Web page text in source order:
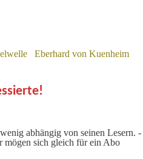
Eberhard von Kuenheim
abhängig von seinen Lesern. -
mögen sich gleich für ein Abo